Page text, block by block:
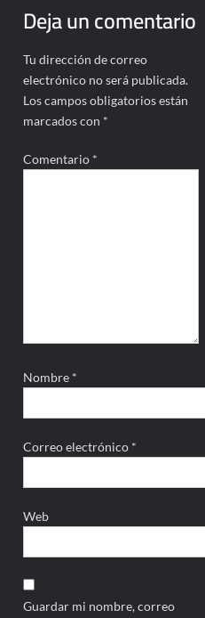
Deja un comentario
Tu dirección de correo
electrónico no será publicada.
Los campos obligatorios están
marcados con *
Comentario *
Nombre *
Correo electrónico *
Web
Guardar mi nombre, correo